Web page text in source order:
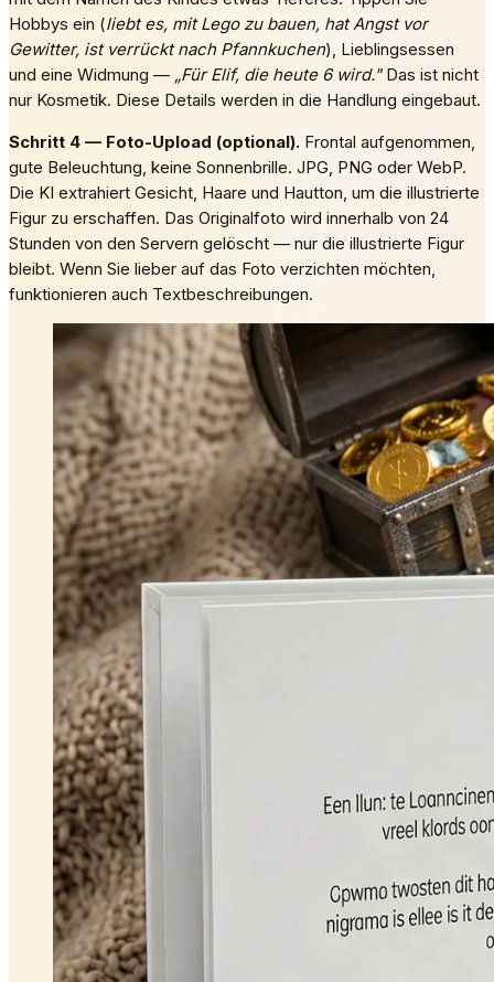
Hobbys ein (liebt es, mit Lego zu bauen, hat Angst vor
Gewitter, ist verrückt nach Pfannkuchen), Lieblingsessen
und eine Widmung — „Für Elif, die heute 6 wird."Das ist nicht
nur Kosmetik. Diese Details werden in die Handlung eingebaut.
Schritt 4 — Foto-Upload (optional). Frontal aufgenommen,
gute Beleuchtung, keine Sonnenbrille. JPG, PNG oder WebP.
Die KI extrahiert Gesicht, Haare und Hautton, um die illustrierte
Figur zu erschaffen. Das Originalfoto wird innerhalb von 24
Stunden von den Servern gelöscht — nur die illustrierte Figur
bleibt. Wenn Sie lieber auf das Foto verzichten möchten,
funktionieren auch Textbeschreibungen.